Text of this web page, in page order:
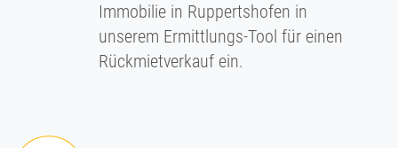
Immobilie in Ruppertshofen in
unserem Ermittlungs-Tool für einen
Rückmietverkauf ein.